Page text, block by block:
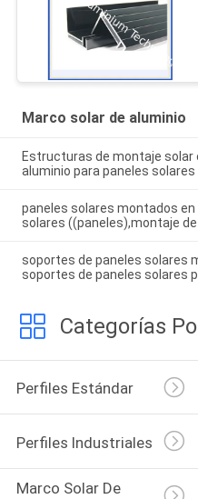
Marco solar de aluminio
Estructuras de montaje
aluminio para paneles solares
paneles solares montados
solares ((paneles),montaje
soportes de paneles solares
soportes de paneles solares
Categorías
Perfiles Estándar
Perfiles Industriales
Marco Solar De